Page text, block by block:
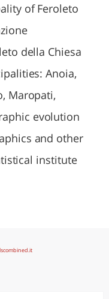
of Feroleto
della Chiesa
Anoia,
Maropati,
evolution
and other
institute